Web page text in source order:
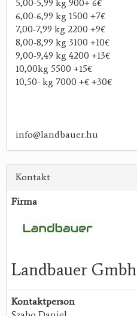
5,00-5,99 kg 900+ 6€
6,00-6,99 kg 1500 +7€
7,00-7,99 kg 2200 +9€
8,00-8,99 kg 3100 +10€
9,00-9,49 kg 4200 +13€
10,00kg 5500 +15€
10,50- kg 7000 +€ +30€
info@landbauer.hu
Kontakt
Firma
Landbauer Gmbh
Kontaktperson